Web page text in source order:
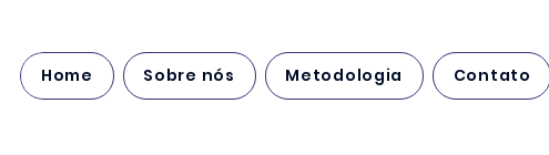
Home Sobre nós Metodologia Contato